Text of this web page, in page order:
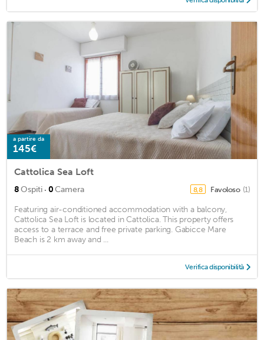
a partire da
145€
Cattolica Sea Loft
8Ospiti · 0Camera 8,8 Favoloso (1)
Featuring air-conditioned accommodation with a balcony,
Cattolica Sea Loft is located in Cattolica. This property offers
access to a terrace and free private parking. Gabicce Mare
Beach is 2 km away and ...
Verifica disponibilità